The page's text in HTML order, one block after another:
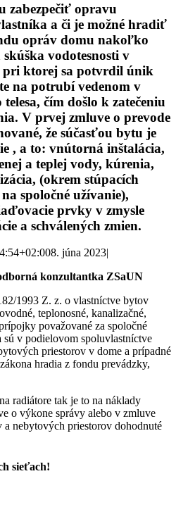
zabezpečiť opravu
a či je možné hradiť
opráv domu nakoľko
vodotesnosti v
pri ktorej sa potvrdil únik
na potrubí vedenom v
čím došlo k zatečeniu
V prvej zmluve o prevode
že súčasťou bytu je
, a to: vnútorná inštalácia,
a teplej vody, kúrenia,
(okrem stúpacích
spoločné užívanie),
prvky v zmysle
a schválených zmien.
8. júna 2023|
konzultantka ZSaUN
1993 Z. z. o vlastníctve bytov
teplonosné, kanalizačné,
považované za spoločné
sú v podielovom spoluvlastníctve
priestorov v dome a prípadné
hradia z fondu prevádzky,
radiátore tak je to na náklady
o výkone správy alebo v zmluve
nebytových priestorov dohodnuté
sieťach!